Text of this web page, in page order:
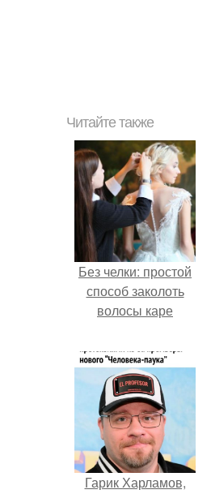
Читайте также
Без челки: простой
способ заколоть
волосы каре
Гарик Харламов,